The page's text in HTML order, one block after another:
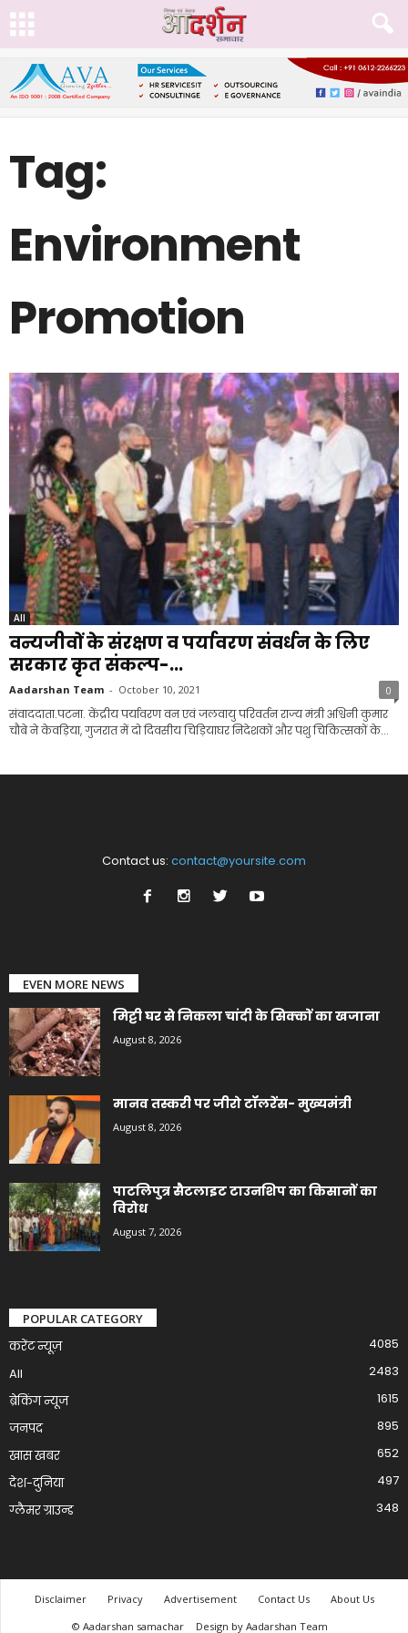
Tag:
Environment
Promotion
All
वन्यजीवों के संरक्षण व पर्यावरण संवर्धन के लिए
सरकार कृत संकल्प-...
Aadarshan Team - October 10, 2021 0
संवाददाता.पटना. केंद्रीय पर्यावरण वन एवं जलवायु परिवर्तन राज्य मंत्री अश्विनी कुमार
चौबे ने केवड़िया, गुजरात में दो दिवसीय चिड़ियाघर निदेशकों और पशु चिकित्सकों के...
Contact us: contact@yoursite.com
EVEN MORE NEWS
मिट्टी घर से निकला चांदी के सिक्कों का खजाना
August 8, 2026
मानव तस्करी पर जीरो टॉलरेंस- मुख्यमंत्री
August 8, 2026
पाटलिपुत्र सैटलाइट टाउनशिप का किसानों का
विरोध
August 7, 2026
POPULAR CATEGORY
करेंट न्यूज़
4085
All
2483
ब्रेकिंग न्यूज
1615
जनपद
895
खास खबर
652
देश-दुनिया
497
ग्लैमर ग्राउन्ड
348
Disclaimer Privacy Advertisement Contact Us
About Us
© Aadarshan samachar
Design by Aadarshan Team